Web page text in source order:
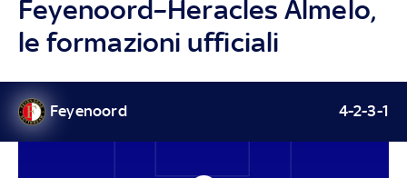
Feyenoord–Heracles Almelo,
le formazioni ufficiali
Feyenoord 4-2-3-1